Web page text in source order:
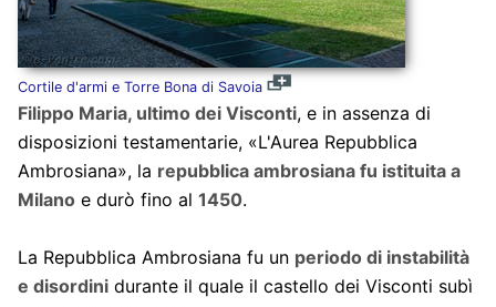
Cortile d'armi e Torre Bona di Savoia
Filippo Maria, ultimo dei Visconti, e in assenza di
disposizioni testamentarie, «L'Aurea Repubblica
Ambrosiana», la repubblica ambrosiana fu istituita a
Milanoe durò fino al 1450.
La Repubblica Ambrosiana fu un periodo di instabilità
e disordinidurante il quale il castello dei Visconti subì